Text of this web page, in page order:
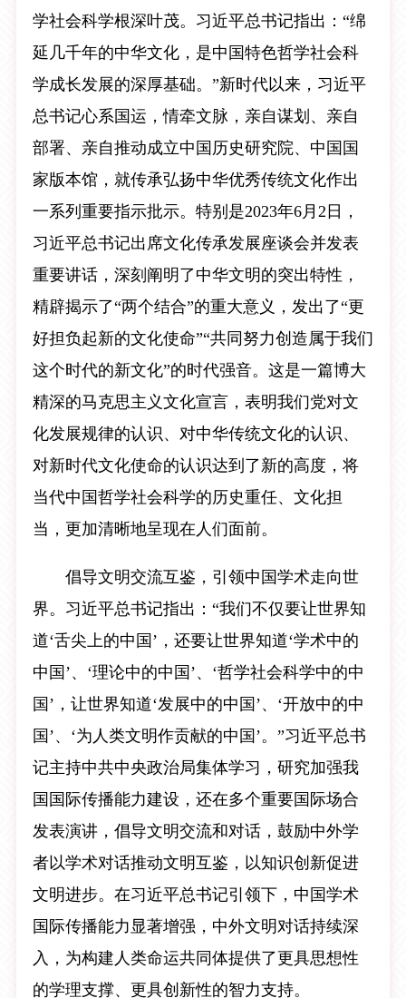
学社会科学根深叶茂。习近平总书记指出：“绵
延几千年的中华文化，是中国特色哲学社会科
学成长发展的深厚基础。”新时代以来，习近平
总书记心系国运，情牵文脉，亲自谋划、亲自
部署、亲自推动成立中国历史研究院、中国国
家版本馆，就传承弘扬中华优秀传统文化作出
一系列重要指示批示。特别是2023年6月2日，
习近平总书记出席文化传承发展座谈会并发表
重要讲话，深刻阐明了中华文明的突出特性，
精辟揭示了“两个结合”的重大意义，发出了“更
好担负起新的文化使命”“共同努力创造属于我们
这个时代的新文化”的时代强音。这是一篇博大
精深的马克思主义文化宣言，表明我们党对文
化发展规律的认识、对中华传统文化的认识、
对新时代文化使命的认识达到了新的高度，将
当代中国哲学社会科学的历史重任、文化担
当，更加清晰地呈现在人们面前。
倡导文明交流互鉴，引领中国学术走向世
界。习近平总书记指出：“我们不仅要让世界知
道‘舌尖上的中国’，还要让世界知道‘学术中的
中国’、‘理论中的中国’、‘哲学社会科学中的中
国’，让世界知道‘发展中的中国’、‘开放中的中
国’、‘为人类文明作贡献的中国’。”习近平总书
记主持中共中央政治局集体学习，研究加强我
国国际传播能力建设，还在多个重要国际场合
发表演讲，倡导文明交流和对话，鼓励中外学
者以学术对话推动文明互鉴，以知识创新促进
文明进步。在习近平总书记引领下，中国学术
国际传播能力显著增强，中外文明对话持续深
入，为构建人类命运共同体提供了更具思想性
的学理支撑、更具创新性的智力支持。